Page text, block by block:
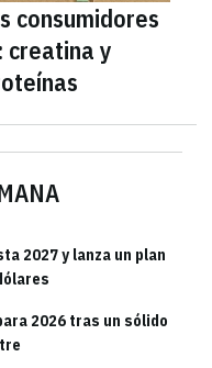
2027 y lanza un plan
2026 tras un sólido
consumidores
creatina y